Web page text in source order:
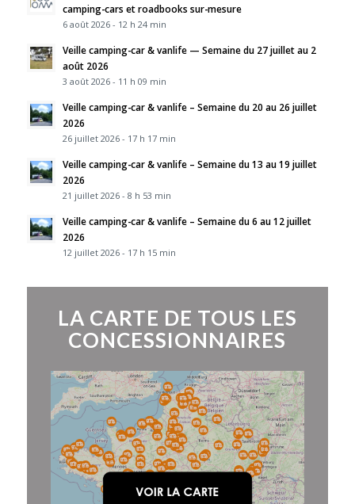
camping-cars et roadbooks sur-mesure
6 août 2026 - 12 h 24 min
Veille camping-car & vanlife — Semaine du 27 juillet au 2
août 2026
3 août 2026 - 11 h 09 min
Veille camping-car & vanlife – Semaine du 20 au 26 juillet
2026
26 juillet 2026 - 17 h 17 min
Veille camping-car & vanlife – Semaine du 13 au 19 juillet
2026
21 juillet 2026 - 8 h 53 min
Veille camping-car & vanlife – Semaine du 6 au 12 juillet
2026
12 juillet 2026 - 17 h 15 min
LA CARTE DE TOUS LES
CONCESSIONNAIRES